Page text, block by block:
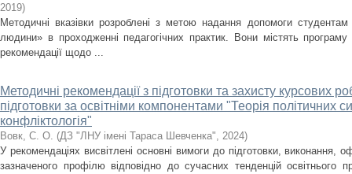
2019)
Методичні вказівки розроблені з метою надання допомоги студентам
людини» в проходженні педагогічних практик. Вони містять
рекомендації щодо ...
Методичні рекомендації з підготовки та захисту курсових
підготовки за освітніми компонентами "Теорія політичних
конфліктологія"
Вовк, С. О. (ДЗ "ЛНУ імені Тараса Шевченка", 2024)
У рекомендаціях висвітлені основні вимоги до підготовки, виконання,
зазначеного профілю відповідно до сучасних тенденцій освітнього